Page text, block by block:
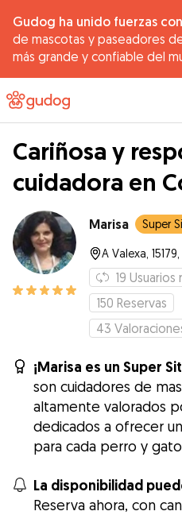
Gudog ha unido fuerzas
de mascotas y paseadores
más grande y confiable del
Cariñosa y
cuidadora en
Marisa Super
A Valexa,
19 Usuarios
150 Reservas
43
¡Marisa es un Super
son cuidadores de
altamente valorados
dedicados a ofrecer
para cada perro y
La disponibilidad
Reserva ahora, con